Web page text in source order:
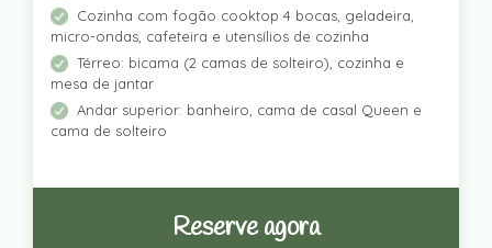
Cozinha com fogão cooktop 4 bocas, geladeira,
micro-ondas, cafeteira e utensílios de cozinha
Térreo: bicama (2 camas de solteiro), cozinha e
mesa de jantar
Andar superior: banheiro, cama de casal Queen e
cama de solteiro
Reserve agora